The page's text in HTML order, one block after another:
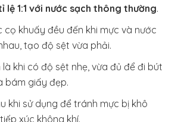
lệ 1:1 với nước sạch thông thường.
cọ khuấy đều đến khi mực và nước
tạo độ sệt vừa phải.
khi có độ sệt nhẹ, vừa đủ để đi bút
bám giấy đẹp.
khi sử dụng để tránh mực bị khô
xúc không khí.